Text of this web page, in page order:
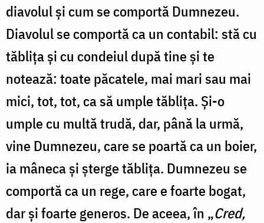
diavolul și cum se comportă Dumnezeu.
Diavolul se comportă ca un contabil: stă cu
tăblița și cu condeiul după tine și te
notează: toate păcatele, mai mari sau mai
mici, tot, tot, ca să umple tăblița. Și-o
umple cu multă trudă, dar, până la urmă,
vine Dumnezeu, care se poartă ca un boier,
ia mâneca și șterge tăblița. Dumnezeu se
comportă ca un rege, care e foarte bogat,
dar și foarte generos. De aceea, în „Cred,